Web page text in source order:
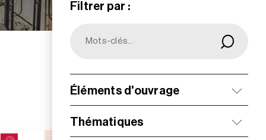
Filtrer par :
Éléments d'ouvrage
Thématiques